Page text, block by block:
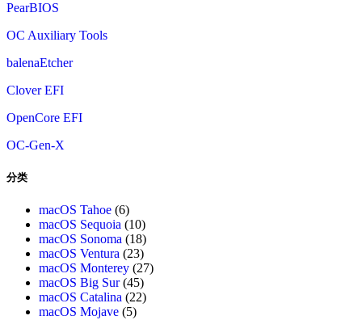
PearBIOS
OC Auxiliary Tools
balenaEtcher
Clover EFI
OpenCore EFI
OC-Gen-X
分类
macOS Tahoe (6)
macOS Sequoia (10)
macOS Sonoma (18)
macOS Ventura (23)
macOS Monterey (27)
macOS Big Sur(45)
macOS Catalina (22)
macOS Mojave (5)